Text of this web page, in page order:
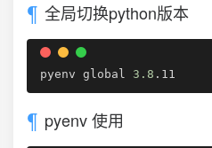
全局切换python版本
pyenv global 3.8 .11
pyenv 使用